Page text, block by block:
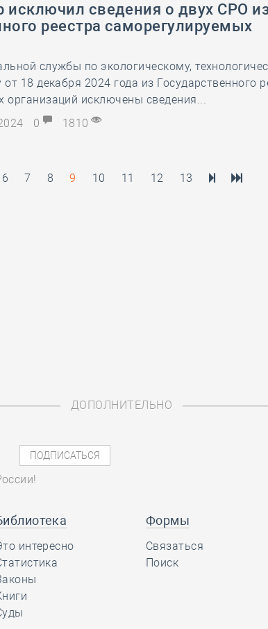
исключил сведения о двух СРО
реестра саморегулируемых
службы по экологическому,
18 декабря 2024 года из Государственного
организаций исключены сведения...
0 1810
6 7 8 9 10 11 12 13
ДОПОЛНИТЕЛЬНО
интересно
Формы
Связаться
Поиск